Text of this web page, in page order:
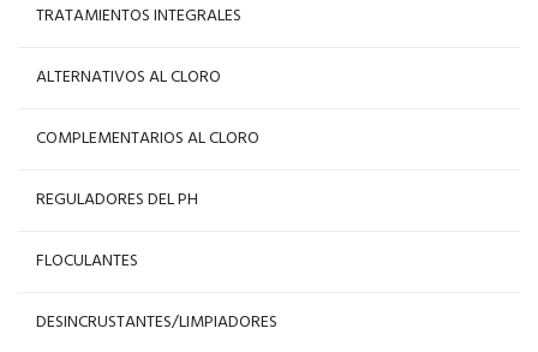
TRATAMIENTOS INTEGRALES
ALTERNATIVOS AL CLORO
COMPLEMENTARIOS AL CLORO
REGULADORES DEL PH
FLOCULANTES
DESINCRUSTANTES/LIMPIADORES